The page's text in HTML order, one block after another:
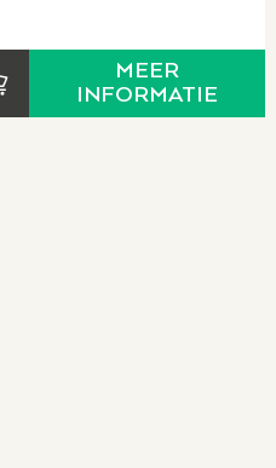
MEER
INFORMATIE